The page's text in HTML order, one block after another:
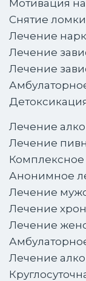
Мотивация
Снятие ломки
Лечение
Лечение
Лечение
Лечение
Лечение
Комплексное
Анонимное
Лечение
Лечение
Лечение
Лечение